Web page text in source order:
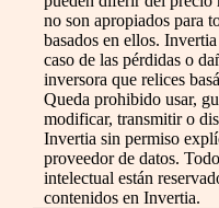
no son apropiados para
basados en ellos.
caso de las pérdidas o
inversora que relices
Queda prohibido usar,
modificar, transmitir o
Invertia sin permiso
proveedor de datos.
intelectual están
contenidos en Invertia.